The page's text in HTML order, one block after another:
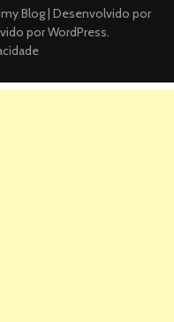
Blog | Desenvolvido por
porWordPress.